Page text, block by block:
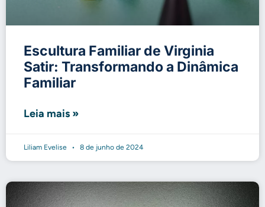
Escultura Familiar de Virginia
Satir: Transformando a Dinâmica
Familiar
Leia mais »
Liliam Evelise 8 de junho de 2024